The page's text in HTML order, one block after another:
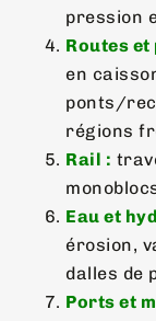
pression
Routes et
en
ponts/
régions
Rail :
Eau et
érosion,
dalles de
Ports et